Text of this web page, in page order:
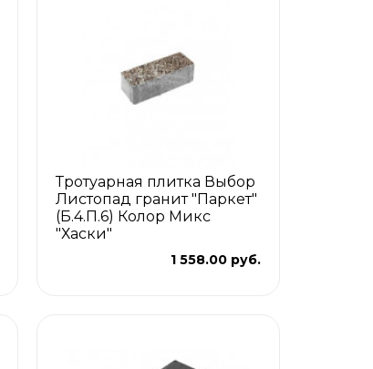
Тротуарная плитка Выбор
Листопад гранит "Паркет"
(Б.4.П.6) Колор Микс
"Хаски"
1 558.00 руб.